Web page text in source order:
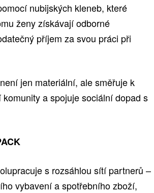
nubijských kleneb, které
ženy získávají odborné
příjem za svou práci při
jen materiální, ale směřuje k
a spojuje sociální dopad s
s rozsáhlou sítí partnerů –
vybavení a spotřebního zboží,